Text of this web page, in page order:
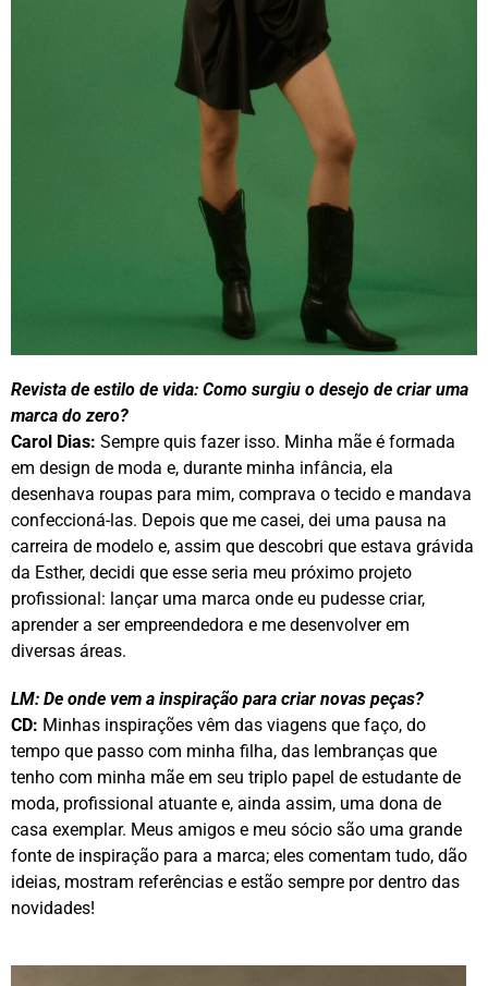
Revista de estilo de vida: Como surgiu o desejo de criar uma
marca do zero?
Carol Dias: Sempre quis fazer isso. Minha mãe é formada
em design de moda e, durante minha infância, ela
desenhava roupas para mim, comprava o tecido e mandava
confeccioná-las. Depois que me casei, dei uma pausa na
carreira de modelo e, assim que descobri que estava grávida
da Esther, decidi que esse seria meu próximo projeto
profissional: lançar uma marca onde eu pudesse criar,
aprender a ser empreendedora e me desenvolver em
diversas áreas.
LM: De onde vem a inspiração para criar novas peças?
CD: Minhas inspirações vêm das viagens que faço, do
tempo que passo com minha filha, das lembranças que
tenho com minha mãe em seu triplo papel de estudante de
moda, profissional atuante e, ainda assim, uma dona de
casa exemplar. Meus amigos e meu sócio são uma grande
fonte de inspiração para a marca; eles comentam tudo, dão
ideias, mostram referências e estão sempre por dentro das
novidades!